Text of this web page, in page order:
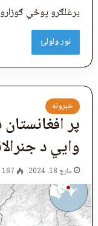
یرغلګرو پوځي
نور ولولئ
خبرونه
پر
وايي د
مارچ 18, 2024 167